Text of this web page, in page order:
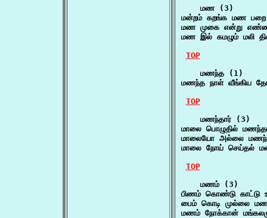
    மண (3)
மன்றம் கறங்க மண பறை
மண முகை என்று
மண இல் கமழும் மலி
TOP
    மணந்த (1)
மணந்த நாள் வீங்கிய
TOP
    மணந்தார் (3)
மாலை பொழுதில்
மாலையோ அல்லை
மாலை நோய் செய்தல்
TOP
    மணம் (3)
பிணம் கொண்டு காட்டு
பைம் கொடி முல்லை
மணம் நோக்கான்